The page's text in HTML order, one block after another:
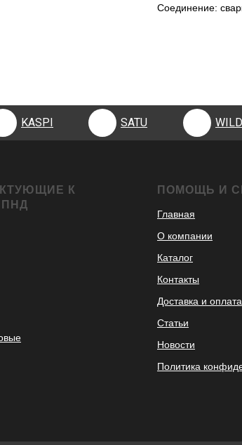
Соединение:
KASPI SATU
К
ПОМОЩЬ И
Главная
О компании
Каталог
Контакты
Доставка и оплата
Статьи
Новости
Политика